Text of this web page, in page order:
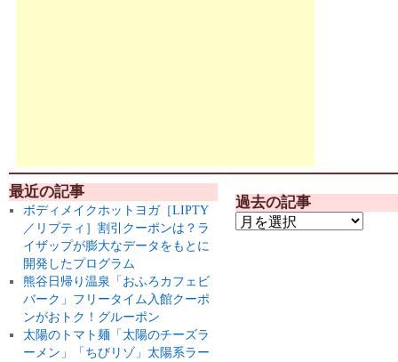
最近の記事
ボディメイクホットヨガ［LIPTY
／リプティ］割引クーポンは？ラ
イザップが膨大なデータをもとに
開発したプログラム
熊谷日帰り温泉「おふろカフェビ
バーク」フリータイム入館クーポ
ンがおトク！グルーポン
太陽のトマト麺「太陽のチーズラ
ーメン」「ちびリゾ」太陽系ラー
過去の記事